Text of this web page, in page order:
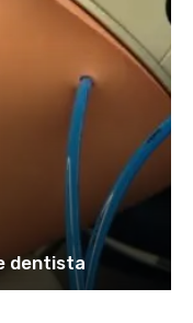
dentista